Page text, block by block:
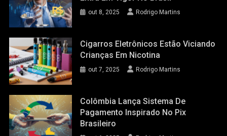
out 8, 2025 Rodrigo Martins
Cigarros Eletrônicos Estão Viciando
Crianças Em Nicotina
out 7, 2025 Rodrigo Martins
Colômbia Lança Sistema De
Pagamento Inspirado No Pix
Brasileiro